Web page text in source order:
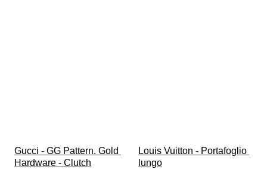
Gucci - GG Pattern. Gold
Hardware - Clutch
Louis Vuitton - Portafoglio
lungo